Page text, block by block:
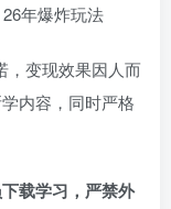
年爆炸玩法
，变现效果因人而
内容，同时严格
载学习，严禁外